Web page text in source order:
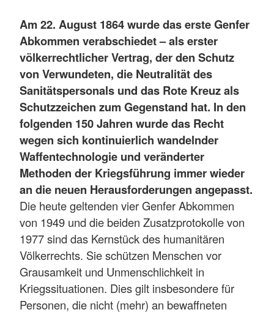
Am 22. August 1864 wurde das erste Genfer
Abkommen verabschiedet – als erster
völkerrechtlicher Vertrag, der den Schutz
von Verwundeten, die Neutralität des
Sanitätspersonals und das Rote Kreuz als
Schutzzeichen zum Gegenstand hat. In den
folgenden 150 Jahren wurde das Recht
wegen sich kontinuierlich wandelnder
Waffentechnologie und veränderter
Methoden der Kriegsführung immer wieder
an die neuen Herausforderungen angepasst.
Die heute geltenden vier Genfer Abkommen
von 1949 und die beiden Zusatzprotokolle von
1977 sind das Kernstück des humanitären
Völkerrechts. Sie schützen Menschen vor
Grausamkeit und Unmenschlichkeit in
Kriegssituationen. Dies gilt insbesondere für
Personen, die nicht (mehr) an bewaffneten